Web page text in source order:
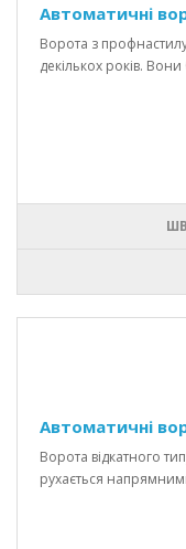
Автоматичні
Ворота з профнастилу
декількох років. Вони
Автоматичні
Ворота відкатного
рухається напрямними